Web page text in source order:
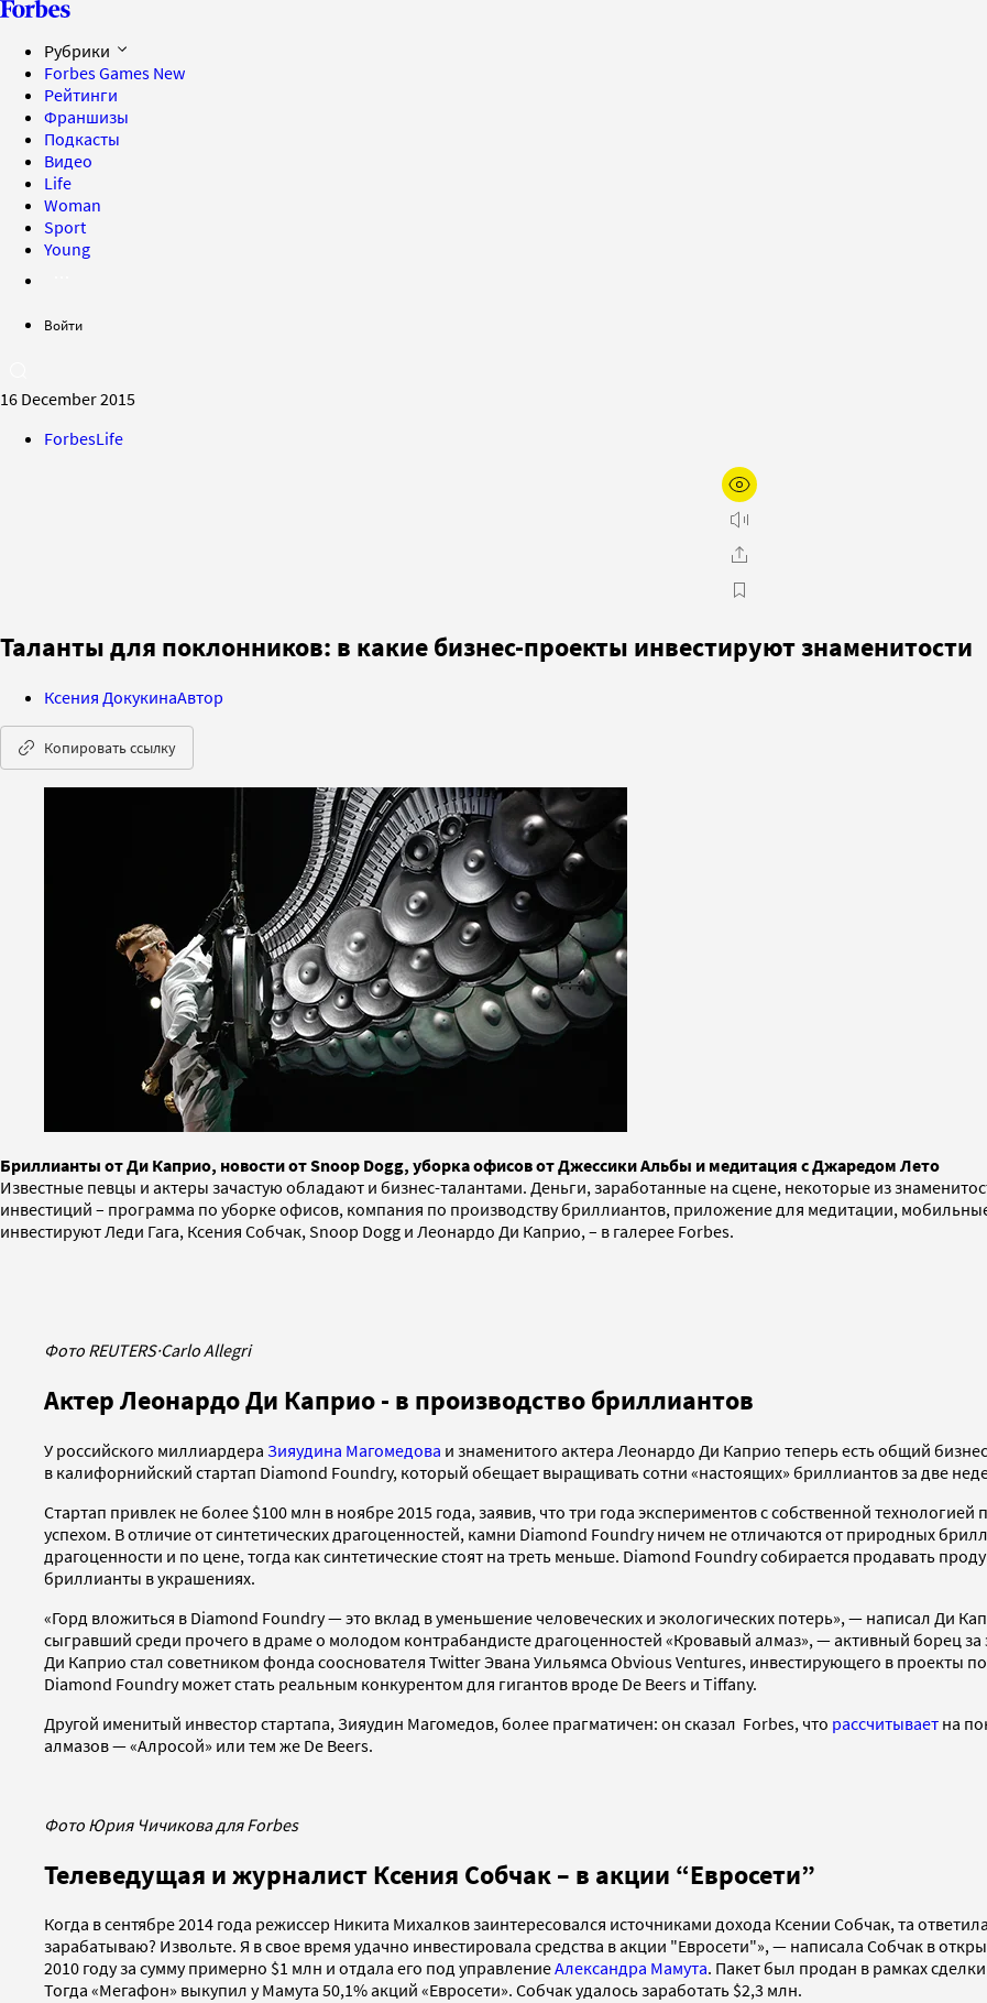
Рубрики
Forbes Games New
Рейтинги
Франшизы
Подкасты
Видео
Life
Woman
Sport
Young
Войти
16 December 2015
ForbesLife
Таланты для поклонников: в какие бизнес-проекты инвестируют знаменитости
Ксения ДокукинаАвтор
Копировать ссылку
Бриллианты от Ди Каприо, новости от Snoop Dogg, уборка офисов от Джессики Альбы и медитация с Джаредом Лето
Известные певцы и актеры зачастую обладают и бизнес-талантами. Деньги, заработанные на сцене, некоторые из
инвестиций – программа по уборке офисов, компания по производству бриллиантов, приложение для медитации,
инвестируют Леди Гага, Ксения Собчак, Snoop Dogg и Леонардо Ди Каприо, – в галерее Forbes.
Фото REUTERS·Carlo Allegri
Актер Леонардо Ди Каприо - в производство бриллиантов
У российского миллиардера Зияудина Магомедова и знаменитого актера Леонардо Ди Каприо теперь есть общий
в калифорнийский стартап Diamond Foundry, который обещает выращивать сотни «настоящих» бриллиантов за две
Стартап привлек не более $100 млн в ноябре 2015 года, заявив, что три года экспериментов с собственной
успехом. В отличие от синтетических драгоценностей, камни Diamond Foundry ничем не отличаются от природных
драгоценности и по цене, тогда как синтетические стоят на треть меньше. Diamond Foundry собирается продавать
бриллианты в украшениях.
«Горд вложиться в Diamond Foundry — это вклад в уменьшение человеческих и экологических потерь», — написал Ди
сыгравший среди прочего в драме о молодом контрабандисте драгоценностей «Кровавый алмаз», — активный борец
Ди Каприо стал советником фонда сооснователя Twitter Эвана Уильямса Obvious Ventures, инвестирующего в проекты
Diamond Foundry может стать реальным конкурентом для гигантов вроде De Beers и Tiffany.
Другой именитый инвестор стартапа, Зияудин Магомедов, более прагматичен: он сказал Forbes, что рассчитывает на
алмазов — «Алросой» или тем же De Beers.
Фото Юрия Чичикова для Forbes
Телеведущая и журналист Ксения Собчак – в акции “Евросети”
Когда в сентябре 2014 года режиссер Никита Михалков заинтересовался источниками дохода Ксении Собчак, та
зарабатываю? Извольте. Я в свое время удачно инвестировала средства в акции "Евросети"», — написала Собчак в
2010 году за сумму примерно $1 млн и отдала его под управлениеАлександра Мамута. Пакет был продан в рамках
Тогда «Мегафон» выкупил у Мамута 50,1% акций «Евросети». Собчак удалось заработать $2,3 млн.